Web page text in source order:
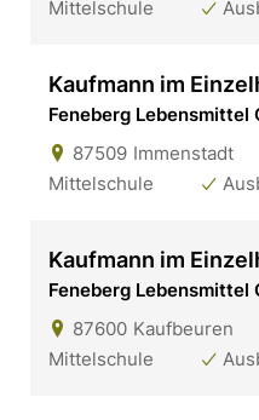
Mittelschule
Kaufmann im
Feneberg Lebensmittel
87509 Immenstadt
Mittelschule
Kaufmann im
Feneberg Lebensmittel
87600 Kaufbeuren
Mittelschule